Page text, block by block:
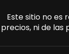
Este sitio no es
precios, ni de las